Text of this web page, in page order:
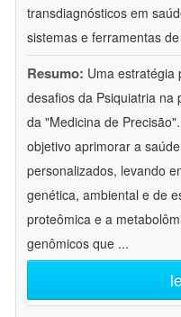
transdiagnósticos em
sistemas e ferramentas
Resumo: Uma estratégia
desafios da Psiquiatria na
da "Medicina de
objetivo aprimorar a
personalizados, levando
genética, ambiental e de
proteômica e a
genômicos que ...